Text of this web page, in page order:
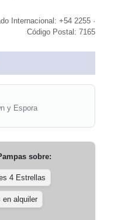
Internacional: +54 2255 ·
Código Postal: 7165
y Espora
sobre:
4 Estrellas
en alquiler